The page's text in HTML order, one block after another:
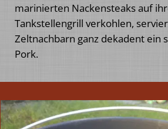
marinierten Nackensteaks auf
Tankstellengrill verkohlen,
Zeltnachbarn ganz dekadent ein
Pork.